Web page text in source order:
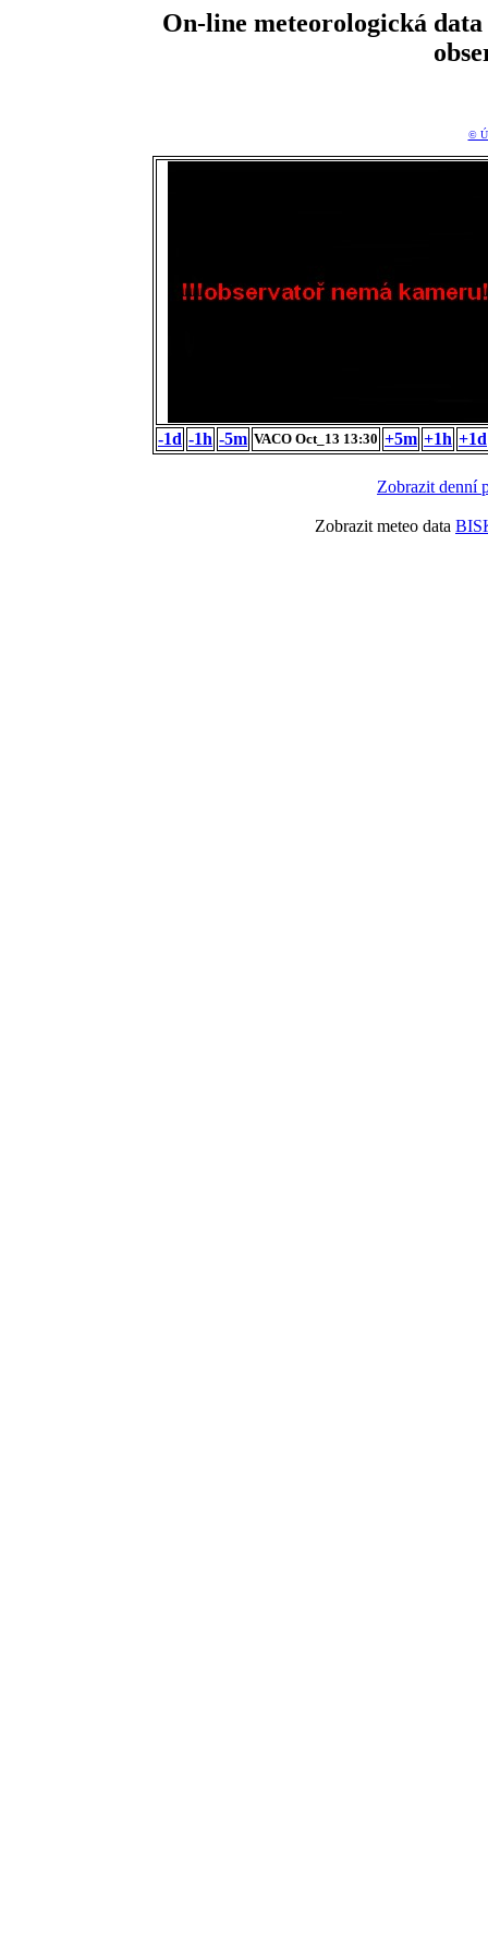
On-line meteorologická
©
-1d -1h -5m VACO Oct_13 13:30 +5m +1h +1d
Zobrazit denní
Zobrazit meteo data